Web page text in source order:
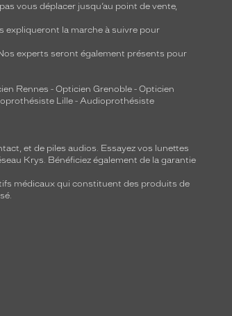
vous déplacer jusqu’au point de vente,
expliqueront la marche à suivre pour
experts seront également présents pour
Rennes - Opticien Grenoble - Opticien
Lille - Audioprothésiste
, et de piles audios. Essayez vos lunettes
Krys. Bénéficiez également de la garantie
médicaux qui constituent des produits de